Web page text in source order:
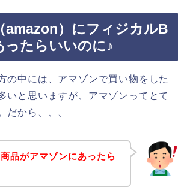
amazon）にフィジカルB
ったらいいのに♪
の中には、アマゾンで買い物をした
いと思いますが、アマゾンってとて
だから、、、
品がアマゾンにあったら